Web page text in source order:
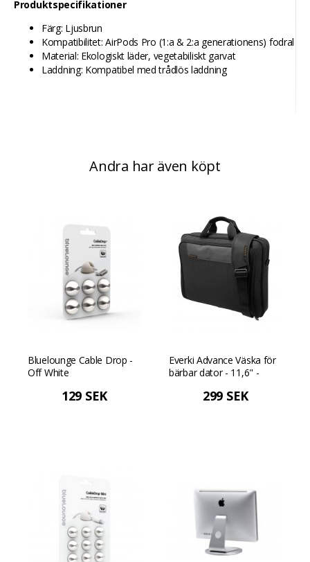
Produktspecifikationer
Färg: Ljusbrun
Kompatibilitet: AirPods Pro (1:a & 2:a generationens) fodral
Material: Ekologiskt läder, vegetabiliskt garvat
Laddning: Kompatibel med trådlös laddning
Andra har även köpt
Bluelounge Cable Drop -
Off White
129 SEK
Everki Advance Väska för
bärbar dator - 11,6" -
299 SEK